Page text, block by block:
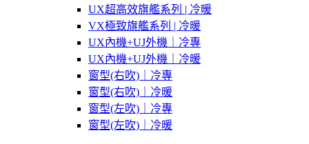
UX超高效旗艦系列 | 冷暖
VX極致旗艦系列 | 冷暖
UX內機+UJ外機｜冷專
UX內機+UJ外機｜冷暖
窗型(右吹)｜冷專
窗型(右吹)｜冷暖
窗型(左吹)｜冷專
窗型(左吹)｜冷暖